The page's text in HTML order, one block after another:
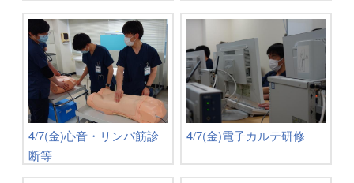
4/7(金)心音・リンパ筋診
断等
4/7(金)電子カルテ研修